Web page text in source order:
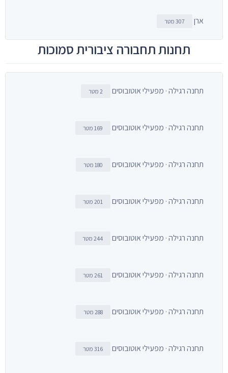
ארן 307 מטר
תחנות תחבורה ציבורית סמוכות
תחנה רגילה · מפעילי אוטובוסים 2 מטר
תחנה רגילה · מפעילי אוטובוסים 169 מטר
תחנה רגילה · מפעילי אוטובוסים 180 מטר
תחנה רגילה · מפעילי אוטובוסים 201 מטר
תחנה רגילה · מפעילי אוטובוסים 244 מטר
תחנה רגילה · מפעילי אוטובוסים 261 מטר
תחנה רגילה · מפעילי אוטובוסים 288 מטר
תחנה רגילה · מפעילי אוטובוסים 316 מטר